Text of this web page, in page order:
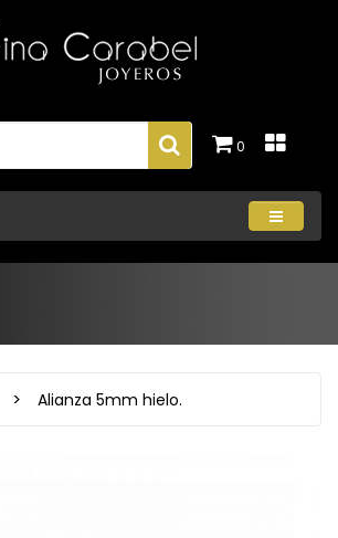
0
Alianza 5mm hielo.